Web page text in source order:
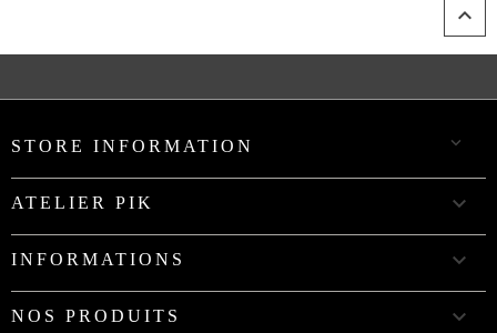

STORE INFORMATION 
ATELIER PIK 
INFORMATIONS 
NOS PRODUITS 